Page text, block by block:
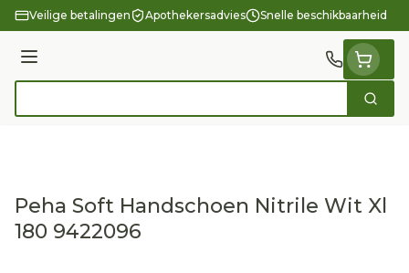
Ga naar de inhoud
Veilige betalingen Apothekersadvies Snelle beschikbaarheid
Menu
Zoek
Peha Soft Handschoen Nitrile Wit Xl
180 9422096